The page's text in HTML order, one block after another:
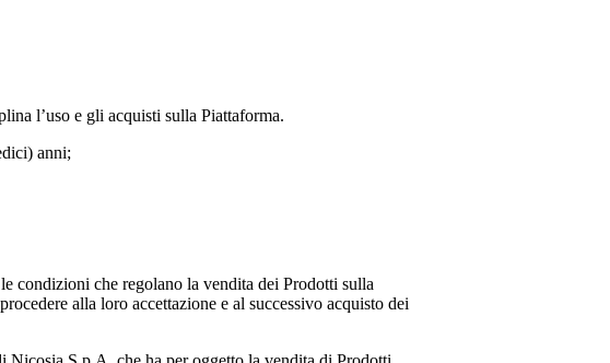
l’uso e gli acquisti sulla Piattaforma.
anni;
condizioni che regolano la vendita dei Prodotti sulla
alla loro accettazione e al successivo acquisto dei